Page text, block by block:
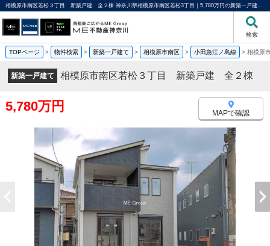
相模原市南区若松３丁目 新築戸建 全２棟 神奈川県相模原市南区若松3丁目｜5,780万円の新築一戸建て｜分譲住宅や新築物件｜ME不動産神奈川
検索
TOPページ > 物件検索 > 新築一戸建て > 相模原市南区 > 小田急江ノ島線 > 相模原
新築一戸建て 相模原市南区若松３丁目 新築戸建 全２棟
5,780万円 MAPで確認